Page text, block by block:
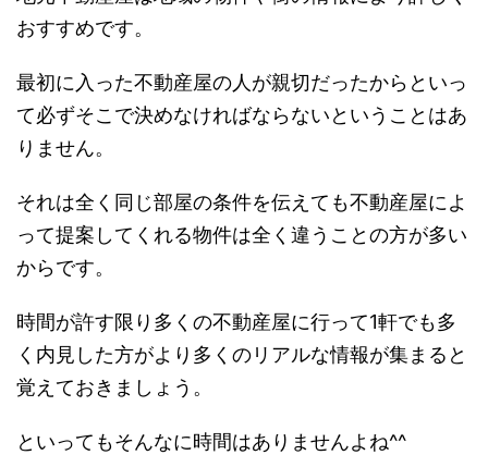
おすすめです。
最初に入った不動産屋の人が親切だったからといっ
て必ずそこで決めなければならないということはあ
りません。
それは全く同じ部屋の条件を伝えても不動産屋によ
って提案してくれる物件は全く違うことの方が多い
からです。
時間が許す限り多くの不動産屋に行って1軒でも多
く内見した方がより多くのリアルな情報が集まると
覚えておきましょう。
といってもそんなに時間はありませんよね^^